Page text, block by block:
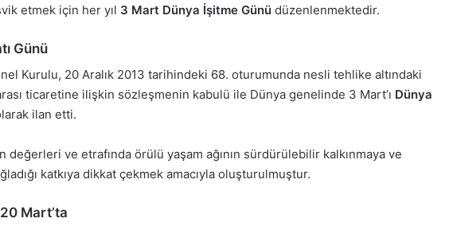
etmek için her yıl 3 Mart Dünya İşitme Günü düzenlenmektedir.
Günü
Kurulu, 20 Aralık 2013 tarihindeki 68. oturumunda nesli tehlike altındaki
ticaretine ilişkin sözleşmenin kabulü ile Dünya genelinde 3 Mart’ı Dünya
ilan etti.
değerleri ve etrafında örülü yaşam ağının sürdürülebilir kalkınmaya ve
katkıya dikkat çekmek amacıyla oluşturulmuştur.
Mart’ta